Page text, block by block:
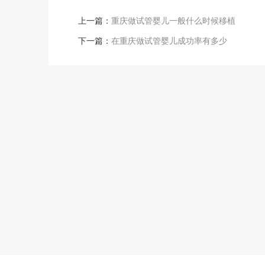
上一篇： 重庆做试管婴儿一般什么时候移植
下一篇： 在重庆做试管婴儿成功率有多少